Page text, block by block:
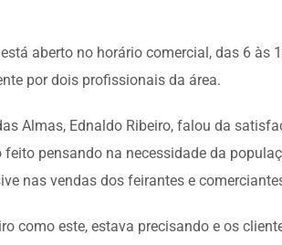
aberto no horário comercial, das 6 às
por dois profissionais da área.
Almas, Ednaldo Ribeiro, falou da
feito pensando na necessidade da
nas vendas dos feirantes e
como este, estava precisando e os